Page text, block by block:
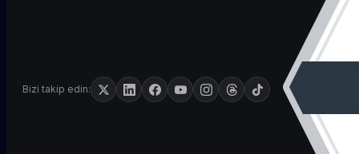
Bizi takip edin: